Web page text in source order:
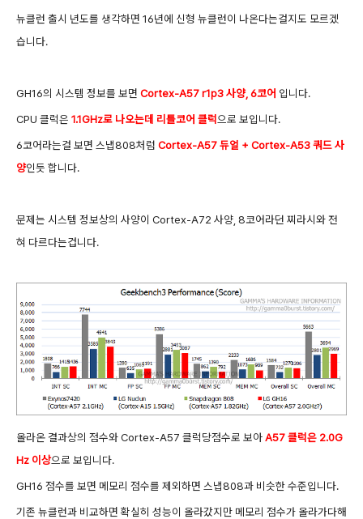
뉴클런 출시 년도를 생각하면 16년에 신형 뉴클런이 나온다는걸지도 모르겠
습니다.
GH16의 시스템 정보를 보면 Cortex-A57 r1p3 사양, 6코어 입니다.
CPU 클럭은 1.1GHz로 나오는데 리틀코어 클럭 으로 보입니다.
6코어라는걸 보면 스냅808처럼 Cortex-A57 듀얼 + Cortex-A53 쿼드 사
양인듯 합니다.
문제는 시스템 정보상의 사양이 Cortex-A72 사양, 8코어라던 찌라시와 전
혀 다르다는겁니다.
올라온 결과상의 점수와 Cortex-A57 클럭당점수로 보아A57 클럭은 2.0G
Hz 이상으로 보입니다.
GH16 점수를 보면 메모리 점수를 제외하면 스냅808과 비슷한 수준입니다.
기존 뉴클런과 비교하면 확실히 성능이 올라갔지만 메모리 점수가 올라가다해